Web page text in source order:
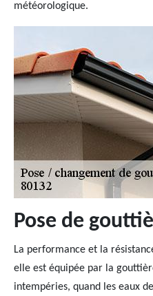
météorologique.
Pose de
La performance et la
elle est équipée par la
intempéries, quand les eaux